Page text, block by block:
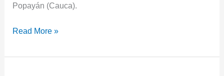
Popayán (Cauca).
Read More »